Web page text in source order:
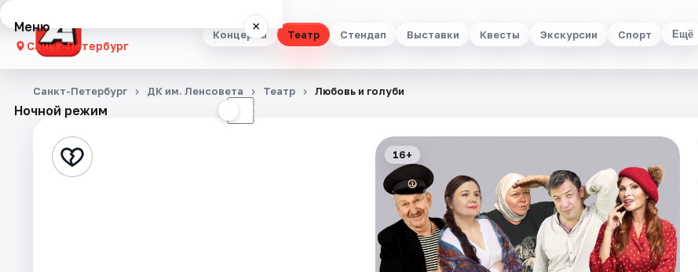
Концерты Театр Стендап Выставки Квесты Экскурсии Спорт Ещё
Меню ×
Санкт-Петербург
Концерты
Стендап
Ночной режим ☾
Санкт-Петербург ДК им. Ленсовета Театр Любовь и голуби
16+